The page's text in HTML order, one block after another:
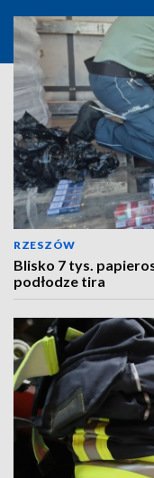
RZESZÓW
Blisko 7 tys.
podłodze tira